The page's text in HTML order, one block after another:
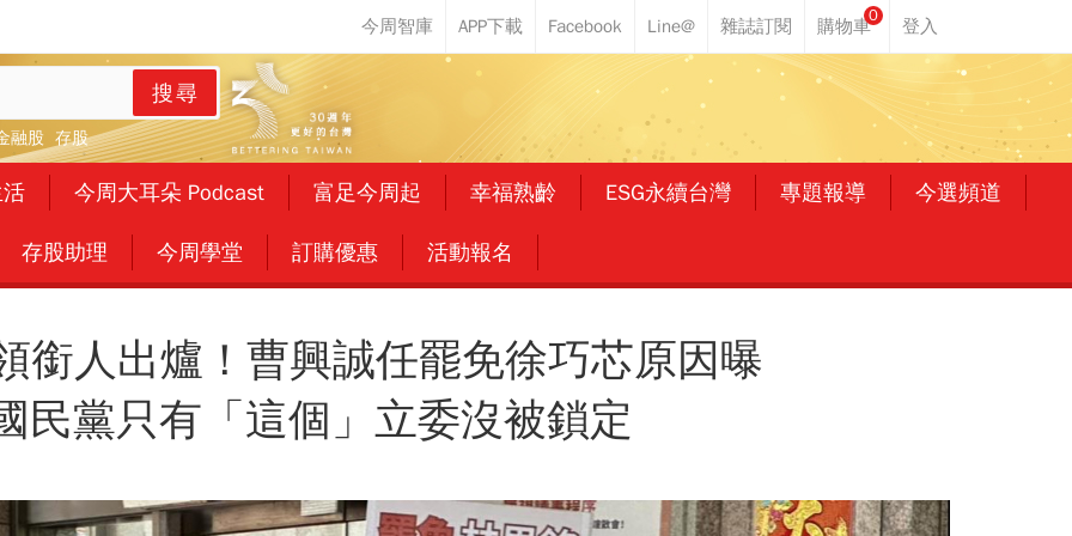
0
搜尋
融股 存股
今周大耳朵 Podcast 富足今周起 幸福熟齡 ESG永續台灣 專題報導 今選頻道
存股助理 今周學堂 訂購優惠 活動報名
銜人出爐！曹興誠任罷免徐巧芯原因曝
民黨只有「這個」立委沒被鎖定